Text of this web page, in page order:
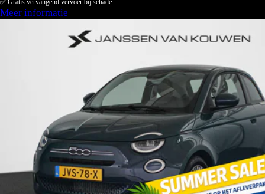
✅ Gratis vervangend vervoer bij schade
Meer informatie